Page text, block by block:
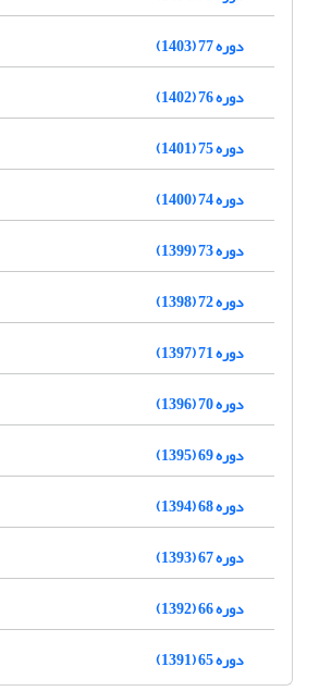
دوره 77 (1403)
دوره 76 (1402)
دوره 75 (1401)
دوره 74 (1400)
دوره 73 (1399)
دوره 72 (1398)
دوره 71 (1397)
دوره 70 (1396)
دوره 69 (1395)
دوره 68 (1394)
دوره 67 (1393)
دوره 66 (1392)
دوره 65 (1391)